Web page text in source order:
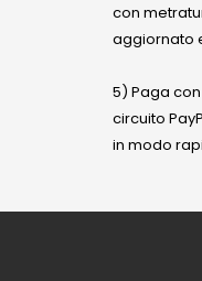
con
aggiornato
5) Paga
circuito
in modo